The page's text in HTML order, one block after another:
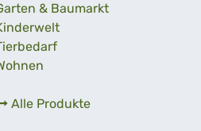
& Baumarkt
Alle Produkte